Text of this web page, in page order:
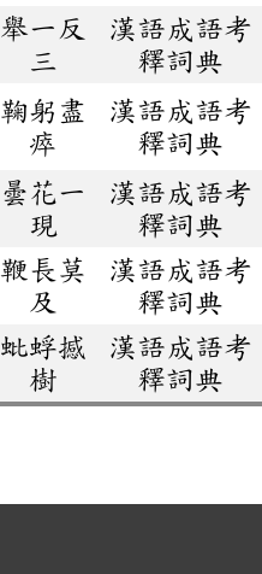
舉一反
三
漢語成語考
釋詞典
鞠躬盡
瘁
漢語成語考
釋詞典
曇花一
現
漢語成語考
釋詞典
鞭長莫
及
漢語成語考
釋詞典
蚍蜉撼
樹
漢語成語考
釋詞典